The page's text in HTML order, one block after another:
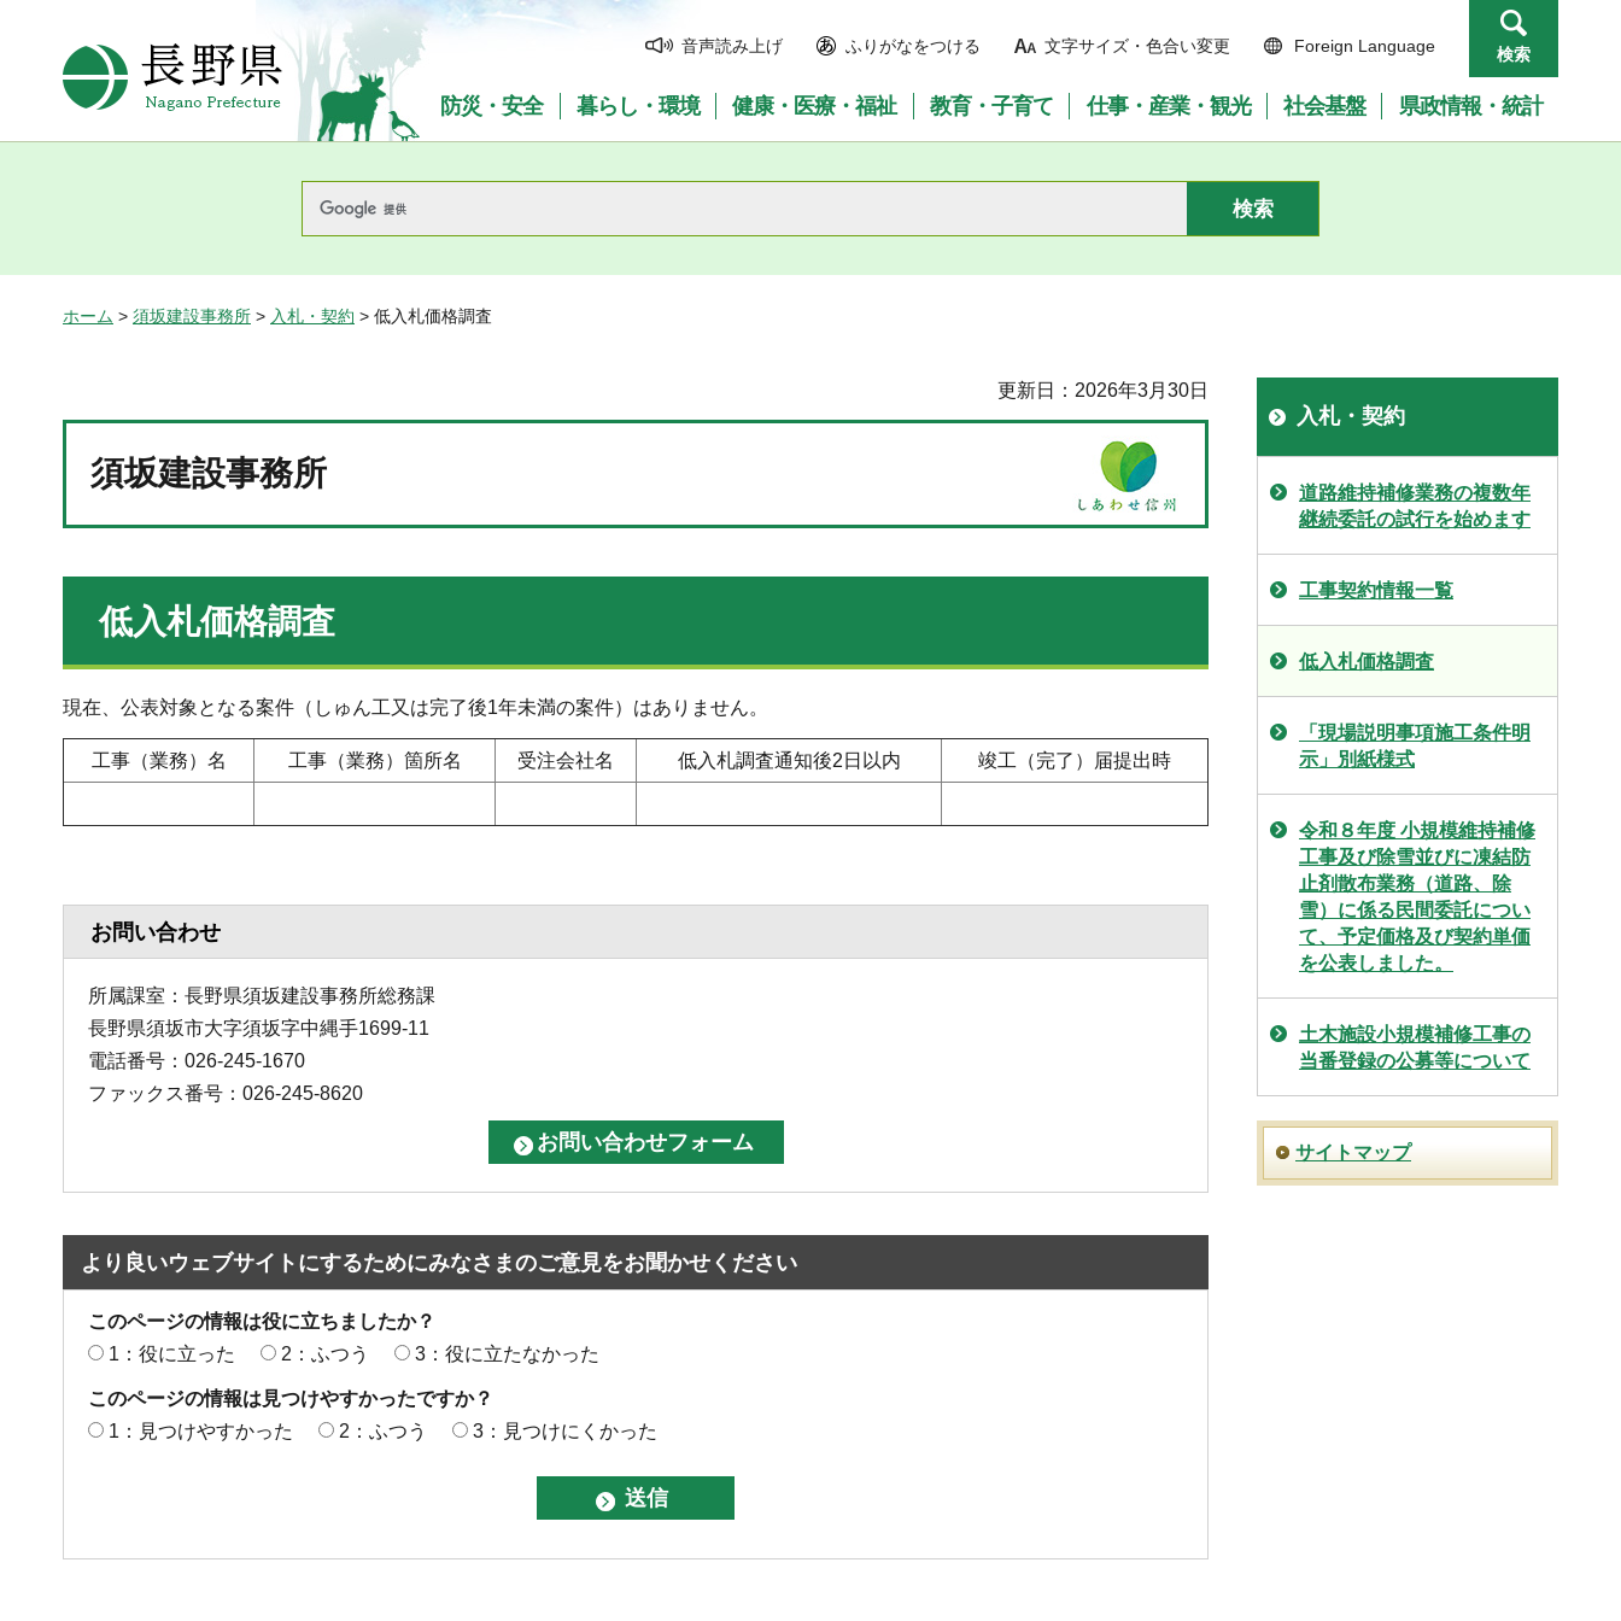
長野県Nagano Prefecture
音声読み上げ ふりがなをつける 文字サイズ・色合い変更 Foreign Language 検索
防災・安全 暮らし・環境 健康・医療・福祉 教育・子育て 仕事・産業・観光 社会基盤 県政情報・統計
ホーム > 須坂建設事務所 > 入札・契約 > 低入札価格調査
更新日：2026年3月30日
須坂建設事務所
低入札価格調査
現在、公表対象となる案件（しゅん工又は完了後1年未満の案件）はありません。
工事（業務）名 工事（業務）箇所名 受注会社名 低入札調査通知後2日以内 竣工（完了）届提出時
お問い合わせ
所属課室：長野県須坂建設事務所総務課
長野県須坂市大字須坂字中縄手1699-11
電話番号：026-245-1670
ファックス番号：026-245-8620
より良いウェブサイトにするためにみなさまのご意見をお聞かせください
このページの情報は役に立ちましたか？
1：役に立った
2：ふつう 3：役に立たなかった
このページの情報は見つけやすかったですか？
1：見つけやすかった
2：ふつう 3：見つけにくかった
入札・契約
道路維持補修業務の複数年
継続委託の試行を始めます
工事契約情報一覧
低入札価格調査
「現場説明事項施工条件明
示」別紙様式
令和８年度 小規模維持補修
工事及び除雪並びに凍結防
止剤散布業務（道路、除
雪）に係る民間委託につい
て、予定価格及び契約単価
を公表しました。
土木施設小規模補修工事の
当番登録の公募等について
サイトマップ